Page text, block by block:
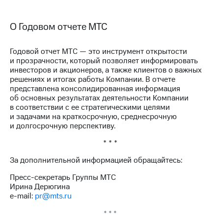
Акционерный
Контроль
и
аудит
Рынок
акций
Описание
Программа
приобретения
Порядок
Дивиденды
облигаций
Описание
О Годовом отчете МТС
Годовой отчет МТС — это инструмент открытости
и прозрачности, который позволяет информировать
инвесторов и акционеров, а также клиентов о важных
решениях и итогах работы Компании. В отчете
представлена консолидированная информация
об основных результатах деятельности Компании
в соответствии с ее стратегическими целями
и задачами на краткосрочную, среднесрочную
и долгосрочную перспективу.
* * *
За дополнительной информацией обращайтесь:
Пресс-секретарь Группы МТС
Ирина Дерюгина
e-mail: pr@mts.ru
* * *